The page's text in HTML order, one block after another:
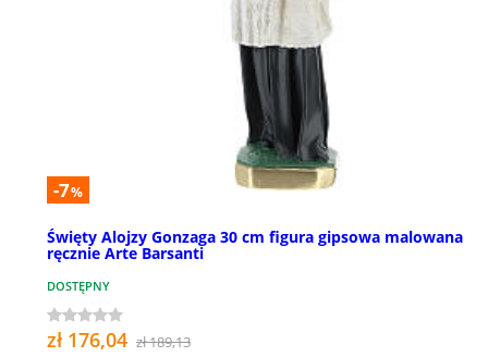
-7%
Święty Alojzy Gonzaga 30 cm figura gipsowa malowana
ręcznie Arte Barsanti
DOSTĘPNY
zł 176,04 zł 189,13